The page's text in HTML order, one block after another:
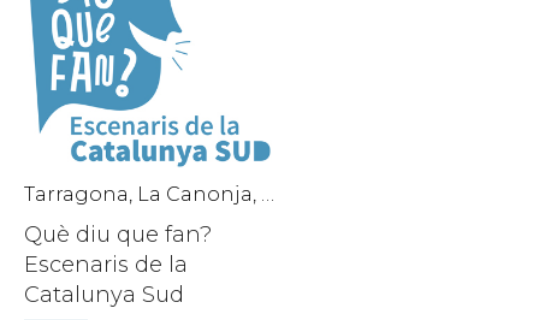
Tarragona, La Canonja, Vandellòs i l'Hospitalet de l'Infant, Vila-seca, Riudoms, Cambrils, El Morell, Alcanar, Tortosa, Reus, Valls
Què diu que fan?
Escenaris de la
Catalunya Sud